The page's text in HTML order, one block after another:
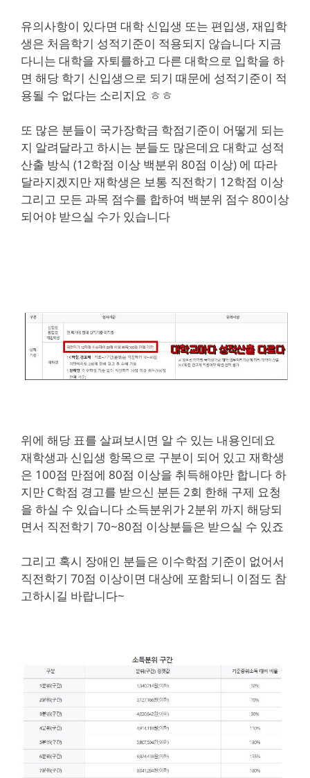
유의사항이 있다면 대학 신입생 또는 편입생, 재입학
생은 처음학기 성적기준이 적용되지 않습니다 지금
다니는 대학을 자퇴를하고 다른 대학으로 입학을 하
면 해당 학기 신입생으로 되기 때문에 성적기준이 적
용될 수 없다는 소리지요 ㅎㅎ
또 많은 분들이 국가장학금 학점기준이 어떻게 되는
지 알려달라고 하시는 분들도 많은데요 대학교 성적
산출 방식 (12학점 이상 백분위 80점 이상) 에 따라
달라지겠지만 재학생은 보통 직전학기 12학점 이상
그리고 모든 과목 점수를 합하여 백분위 점수 80이상
되어야 받으실 수가 있습니다
위에 해당 표를 살펴보시면 알 수 있는 내용인데요
재학생과 신입생 항목으로 구분이 되어 있고 재학생
은 100점 만점에 80점 이상을 취득해야만 합니다 하
지만 C학점 경고를 받으신 분든 2회 한해 구제 요청
을 하실 수 있습니다 소득분위가 2분위 까지 해당되
면서 직전학기 70~80점 이상분들은 받으실 수 있죠
그리고 혹시 장애인 분들은 이수학점 기준이 없어서
직전학기 70점 이상이면 대상에 포함되니 이점도 참
고하시길 바랍니다~